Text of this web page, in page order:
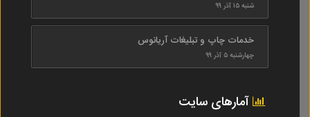
شنبه ۱۵ آذر ۹۹
خدمات چاپ و تبلیغات آریانوس
چهارشنبه ۵ آذر ۹۹
آمارهای سایت